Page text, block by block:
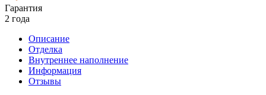
Гарантия
2 года
Описание
Отделка
Внутреннее наполнение
Информация
Отзывы